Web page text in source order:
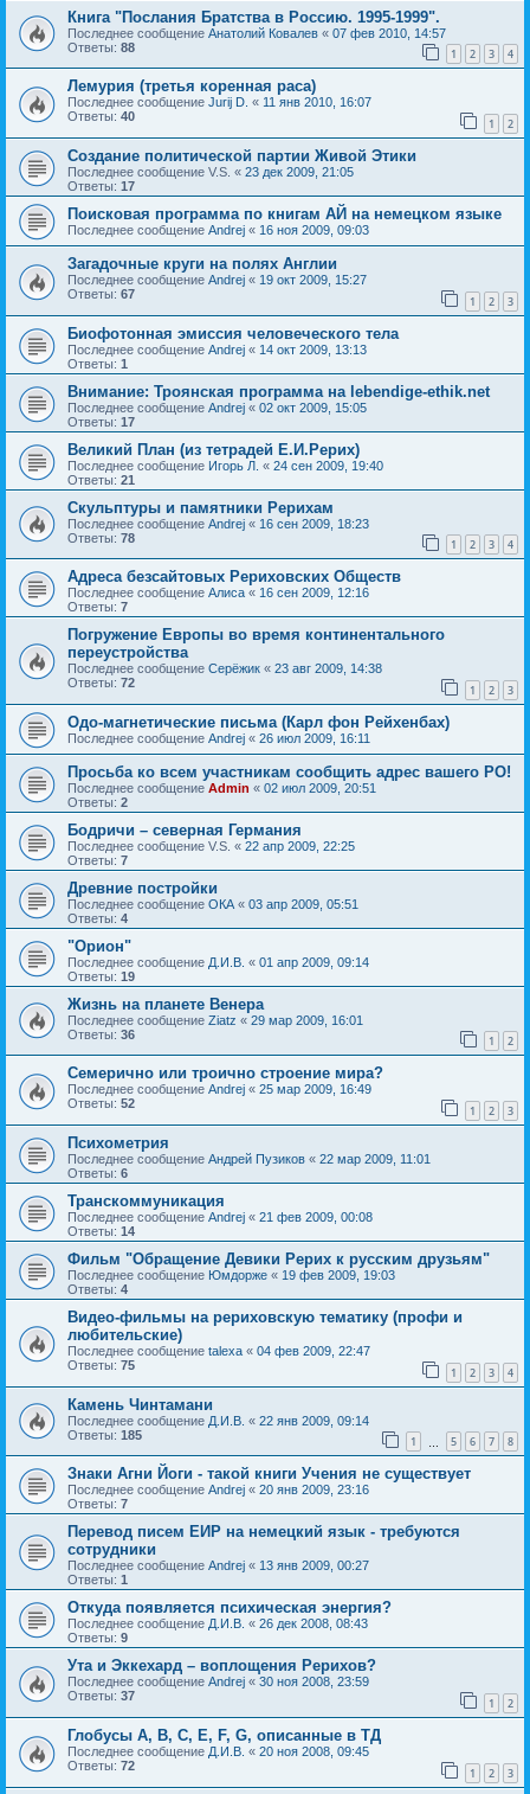
Книга "Послания Братства в Россию. 1995-1999".
Последнее сообщение Анатолий Ковалев « 07 фев 2010, 14:57
Ответы: 88 1 2 3 4
Лемурия (третья коренная раса)
Последнее сообщение Jurij D. « 11 янв 2010, 16:07
Ответы: 40 1 2
Создание политической партии Живой Этики
Последнее сообщение V.S. « 23 дек 2009, 21:05
Ответы: 17
Поисковая программа по книгам АЙ на немецком языке
Последнее сообщение Andrej « 16 ноя 2009, 09:03
Загадочные круги на полях Англии
Последнее сообщение Andrej « 19 окт 2009, 15:27
Ответы: 67 1 2 3
Биофотонная эмиссия человеческого тела
Последнее сообщение Andrej « 14 окт 2009, 13:13
Ответы: 1
Внимание: Троянская программа на lebendige-ethik.net
Последнее сообщение Andrej « 02 окт 2009, 15:05
Ответы: 17
Великий План (из тетрадей Е.И.Рерих)
Последнее сообщение Игорь Л. « 24 сен 2009, 19:40
Ответы: 21
Скульптуры и памятники Рерихам
Последнее сообщение Andrej « 16 сен 2009, 18:23
Ответы: 78 1 2 3 4
Адреса безсайтовых Рериховских Обществ
Последнее сообщение Алиса « 16 сен 2009, 12:16
Ответы: 7
Погружение Европы во время континентального
переустройства
Последнее сообщение Серёжик « 23 авг 2009, 14:38
Ответы: 72 1 2 3
Одо-магнетические письма (Карл фон Рейхенбах)
Последнее сообщение Andrej « 26 июл 2009, 16:11
Просьба ко всем участникам сообщить адрес вашего РО!
Последнее сообщение Admin « 02 июл 2009, 20:51
Ответы: 2
Бодричи – северная Германия
Последнее сообщение V.S. « 22 апр 2009, 22:25
Ответы: 7
Древние постройки
Последнее сообщение ОКА « 03 апр 2009, 05:51
Ответы: 4
"Орион"
Последнее сообщение Д.И.В. « 01 апр 2009, 09:14
Ответы: 19
Жизнь на планете Венера
Последнее сообщение Ziatz « 29 мар 2009, 16:01
Ответы: 36 1 2
Семерично или троично строение мира?
Последнее сообщение Andrej « 25 мар 2009, 16:49
Ответы: 52 1 2 3
Психометрия
Последнее сообщение Андрей Пузиков « 22 мар 2009, 11:01
Ответы: 6
Транскоммуникация
Последнее сообщение Andrej « 21 фев 2009, 00:08
Ответы: 14
Фильм "Обращение Девики Рерих к русским друзьям"
Последнее сообщение Юмдорже « 19 фев 2009, 19:03
Ответы: 4
Видео-фильмы на рериховскую тематику (профи и
любительские)
Последнее сообщение talexa « 04 фев 2009, 22:47
Ответы: 75 1 2 3 4
Камень Чинтамани
Последнее сообщение Д.И.В. « 22 янв 2009, 09:14
Ответы: 185 1 5 6 7 8
Знаки Агни Йоги - такой книги Учения не существует
Последнее сообщение Andrej « 20 янв 2009, 23:16
Ответы: 7
Перевод писем ЕИР на немецкий язык - требуются
сотрудники
Последнее сообщение Andrej « 13 янв 2009, 00:27
Ответы: 1
Откуда появляется психическая энергия?
Последнее сообщение Д.И.В. « 26 дек 2008, 08:43
Ответы: 9
Ута и Эккехард – воплощения Рерихов?
Последнее сообщение Andrej « 30 ноя 2008, 23:59
Ответы: 37 1 2
Глобусы A, B, C, E, F, G, описанные в ТД
Последнее сообщение Д.И.В. « 20 ноя 2008, 09:45
Ответы: 72 1 2 3